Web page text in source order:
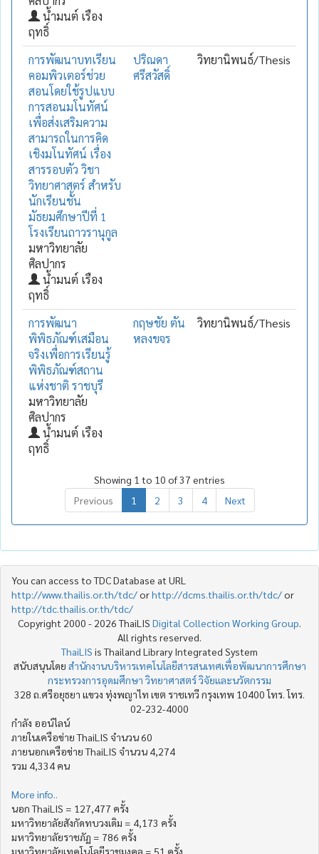
น้ำมนต์ เรือง
ฤทธิ์
การพัฒนาบทเรียน
คอมพิวเตอร์ช่วย
สอนโดยใช้รูปแบบ
การสอนมโนทัศน์
เพื่อส่งเสริมความ
สามารถในการคิด
เชิงมโนทัศน์ เรื่อง
สารรอบตัว วิชา
วิทยาศาสตร์ สำหรับ
นักเรียนชั้น
มัธยมศึกษาปีที่ 1
โรงเรียนถาวรานุกูล
มหาวิทยาลัย
ศิลปากร
น้ำมนต์ เรือง
ฤทธิ์
ปริณดา
ศรีสวัสดิ์
วิทยานิพนธ์/Thesis
การพัฒนา
พิพิธภัณฑ์เสมือน
จริงเพื่อการเรียนรู้
พิพิธภัณฑ์สถาน
แห่งชาติ ราชบุรี
มหาวิทยาลัย
ศิลปากร
น้ำมนต์ เรือง
ฤทธิ์
กฤษชัย ตัน
หลงขจร
วิทยานิพนธ์/Thesis
Showing 1 to 10 of 37 entries
Previous
1 2 3 4 Next
You can access to TDC Database at URL
http://www.thailis.or.th/tdc/orhttp://dcms.thailis.or.th/tdc/or
http://tdc.thailis.or.th/tdc/
Copyright 2000 - 2026 ThaiLIS Digital Collection Working Group
All rights reserved.
ThaiLIS is Thailand Library Integrated System
สนับสนุนโดย สำนักงานบริหารเทคโนโลยีสารสนเทศเพื่อพัฒนาการศึกษา
กระทรวงการอุดมศึกษา วิทยาศาสตร์ วิจัยและนวัตกรรม
328 ถ.ศรีอยุธยา แขวง ทุ่งพญาไท เขต ราชเทวี กรุงเทพ 10400 โทร. โทร.
02-232-4000
กำลัง ออน์ไลน์
ภายในเครือข่าย ThaiLIS จำนวน 60
ภายนอกเครือข่าย ThaiLIS จำนวน 4,274
รวม 4,334 คน
More info..
นอก ThaiLIS = 127,477 ครั้ง
มหาวิทยาลัยสังกัดทบวงเดิม = 4,173 ครั้ง
มหาวิทยาลัยราชภัฏ = 786 ครั้ง
มหาวิทยาลัยเทคโนโลยีราชมงคล = 51 ครั้ง